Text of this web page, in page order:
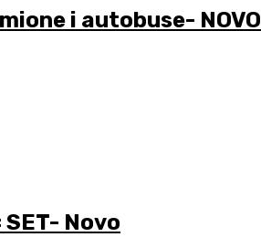
i autobuse- NOVO
SET- Novo